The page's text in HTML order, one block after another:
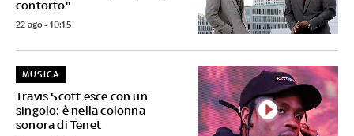
contorto"
22 ago - 10:15
Travis Scott esce con un
singolo: è nella colonna
sonora di Tenet
MUSICA